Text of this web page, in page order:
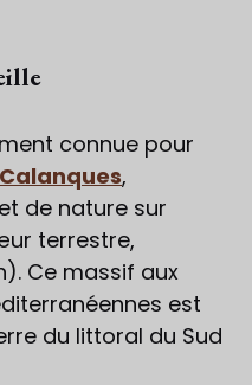
connue pour
,
de nature sur
terrestre,
Ce massif aux
est
du littoral du Sud